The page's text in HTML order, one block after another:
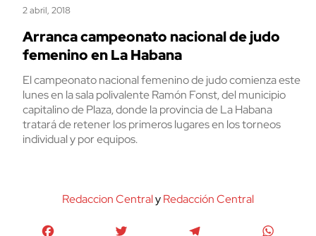
2 abril, 2018
Arranca campeonato nacional de judo
femenino en La Habana
El campeonato nacional femenino de judo comienza este
lunes en la sala polivalente Ramón Fonst, del municipio
capitalino de Plaza, donde la provincia de La Habana
tratará de retener los primeros lugares en los torneos
individual y por equipos.
Redaccion CentralyRedacción Central